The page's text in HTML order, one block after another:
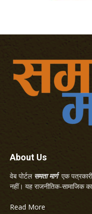
About Us
वेब पोर्टल समता मार्गएक
नहीं। यह राजनीतिक-सामाजिक
Read More